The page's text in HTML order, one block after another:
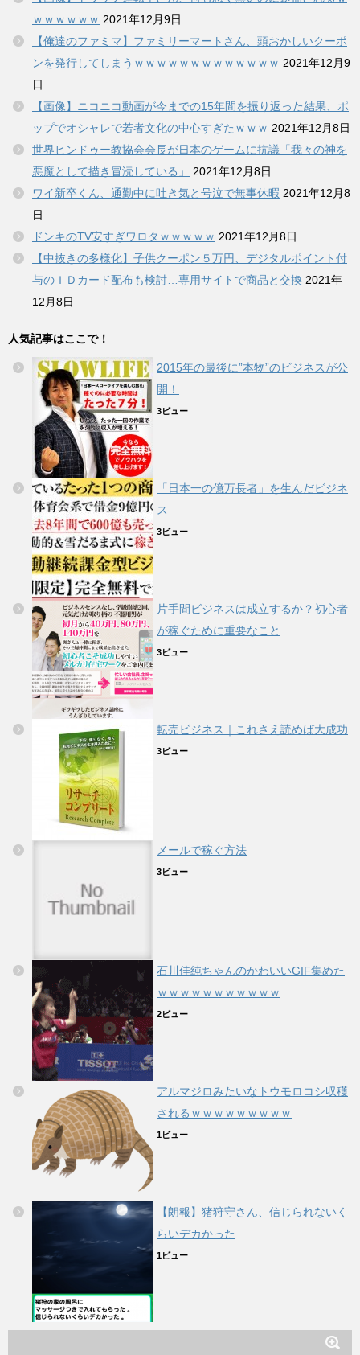
ｗｗｗｗｗｗ 2021年12月9日
【俺達のファミマ】ファミリーマートさん、頭おかしいクーポ
ンを発行してしまうｗｗｗｗｗｗｗｗｗｗｗｗｗ 2021年12月9
日
【画像】ニコニコ動画が今までの15年間を振り返った結果、ポ
ップでオシャレで若者文化の中心すぎたｗｗｗ 2021年12月8日
世界ヒンドゥー教協会会長が日本のゲームに抗議「我々の神を
悪魔として描き冒涜している」
2021年12月8日
ワイ新卒くん、通勤中に吐き気と号泣で無事休暇 2021年12月8
日
ドンキのTV安すぎワロタｗｗｗｗｗ 2021年12月8日
【中抜きの多様化】子供クーポン５万円、デジタルポイント付
与のＩＤカード配布も検討…専用サイトで商品と交換 2021年
12月8日
人気記事はここで！
2015年の最後に”本物”のビジネスが公
開！
3ビュー
「日本一の億万長者」を生んだビジネ
ス
3ビュー
片手間ビジネスは成立するか？初心者
が稼ぐために重要なこと
3ビュー
転売ビジネス｜これさえ読めば大成功
3ビュー
メールで稼ぐ方法
3ビュー
石川佳純ちゃんのかわいいGIF集めた
ｗｗｗｗｗｗｗｗｗｗｗ
2ビュー
アルマジロみたいなトウモロコシ収穫
されるｗｗｗｗｗｗｗｗｗ
1ビュー
【朗報】猪狩守さん、信じられないく
らいデカかった
1ビュー